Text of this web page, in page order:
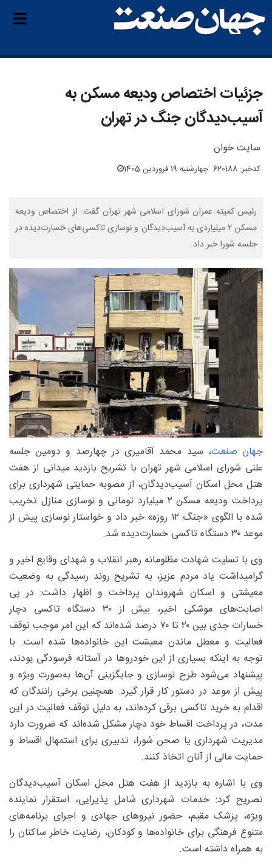
جزئیات اختصاص ودیعه مسکن به
آسیب‌دیدگان جنگ در تهران
سایت خوان
کدخبر: 620188 چهارشنبه 19 فروردین 1405
رئیس کمیته عمران شورای اسلامی شهر تهران گفت: از اختصاص ودیعه
مسکن ۲ میلیاردی به آسیب‌دیدگان و نوسازی تاکسی‌های خسارت‌دیده در
جلسه شورا خبر داد.
جهان صنعت، سید محمد آقامیری در چهارصد و دومین جلسه
علنی شورای اسلامی شهر تهران با تشریح بازدید میدانی از هفت
هتل محل اسکان آسیب‌دیدگان، از مصوبه حمایتی شهرداری برای
پرداخت ودیعه مسکن ۲ میلیارد تومانی و نوسازی منازل تخریب‌
شده با الگوی «جنگ ۱۲ روزه» خبر داد و خواستار نوسازی پیش از
موعد ۳۰ دستگاه تاکسی خسارت‌دیده شد.
وی با تسلیت شهادت مظلومانه رهبر انقلاب و شهدای وقایع اخیر و
گرامیداشت یاد مردم عزیز، به تشریح روند رسیدگی به وضعیت
معیشتی و اسکان شهروندان پرداخت و اظهار داشت: در پی
اصابت‌های موشکی اخیر، بیش از ۳۰ دستگاه تاکسی دچار
خسارات جدی بین ۲۰ تا ۷۰ درصد شده‌اند که این امر موجب توقف
فعالیت و معطل ماندن معیشت این خانواده‌ها شده است. با
توجه به اینکه بسیاری از این خودروها در آستانه فرسودگی بودند،
پیشنهاد می‌شود طرح نوسازی و جایگزینی آن‌ها به‌صورت ویژه و
پیش از موعد در دستور کار قرار گیرد. همچنین برخی رانندگان که
اقدام به خرید تاکسی برقی کرده‌اند، به دلیل توقف فعالیت در این
مدت، در پرداخت اقساط خود دچار مشکل شده‌اند که ضرورت دارد
مدیریت شهرداری یا صحن شورا، تدبیری برای استمهال اقساط و
حمایت مالی از آنان اتخاذ کنند.
وی با اشاره به بازدید از هفت هتل محل اسکان آسیب‌دیدگان
تصریح کرد: خدمات شهرداری شامل پذیرایی، استقرار نماینده
ویژه، پزشک مقیم، حضور نیروهای جهادی و اجرای برنامه‌های
متنوع فرهنگی برای خانواده‌ها و کودکان، رضایت خاطر ساکنان را
به همراه داشته است.